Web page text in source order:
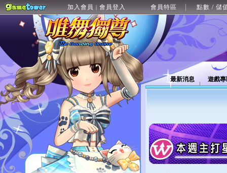
加入會員 | 會員登入 會員特區 點數 / 儲
最新消息 遊戲